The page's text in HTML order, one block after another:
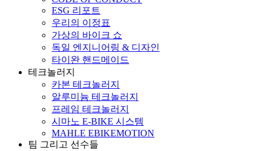
ESG 리포트
우리의 이정표
가상의 바이크 쇼
독일 엔지니어링 & 디자인
타이완 핸드메이드
테크놀러지
카본 테크놀러지
알루미늄 테크놀러지
프레임 테크놀러지
시마노 E-BIKE 시스템
MAHLE EBIKEMOTION
팀 그리고 선수들